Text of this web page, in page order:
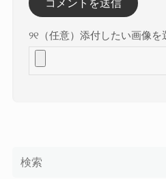
୨୧（任意）添付したい画像を